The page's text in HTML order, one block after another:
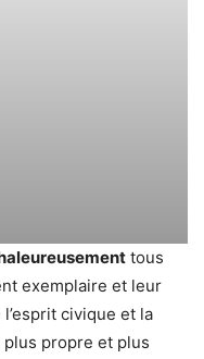
tous
exemplaire et leur
civique et la
plus propre et plus